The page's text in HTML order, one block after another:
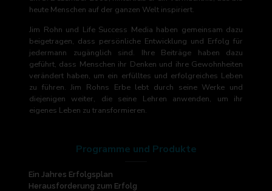
heute Menschen auf der ganzen Welt inspiriert.
Jim Rohn und Life Success Media haben gemeinsam dazu
beigetragen, dass persönliche Entwicklung und Erfolg für
jedermann zugänglich sind. Ihre Beiträge haben dazu
geführt, dass Menschen ihr Denken und ihre Gewohnheiten
verändert haben, um ein erfülltes und erfolgreiches Leben
zu führen. Jim Rohns Erbe lebt durch seine Werke und
diejenigen weiter, die seine Lehren anwenden, um ihr
eigenes Leben zu transformieren.
Programme und Produkte
Ein Jahres Erfolgsplan
Herausforderung zum Erfolg